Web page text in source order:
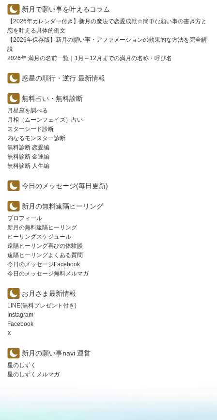
新月で願い事を叶えるコラム
【2026年カレンダー付き】新月の魔法で恋愛成就☆簡単な願い事の書き方と
恋を叶える具体的例文
【2026年保存版】新月の願い事・アファメーションの効果的な方法を完全解
説
2026年 満月の名前一覧｜1月～12月までの満月の名称・呼び名
惑星の順行・逆行 最新情報
無料占い・無料診断
月星座を調べる
月相（ムーンフェイズ）占い
スターシード診断
内なるモンスター診断
無料診断 恋愛編
無料診断 金運編
無料診断 人生編
今日のメッセージ(毎日更新)
新月の無料遠隔ヒーリング
プロフィール
新月の無料遠隔ヒーリング
ヒーリングスケジュール
遠隔ヒーリング喜びの体験談
遠隔ヒーリングよくある質問
今日のメッセージFacebook
今日のメッセージ無料メルマガ
お月さま最新情報
LINE(無料プレゼント付き)
Instagram
Facebook
X
新月の願い事navi 運営
星のしずく
星のしずくメルマガ